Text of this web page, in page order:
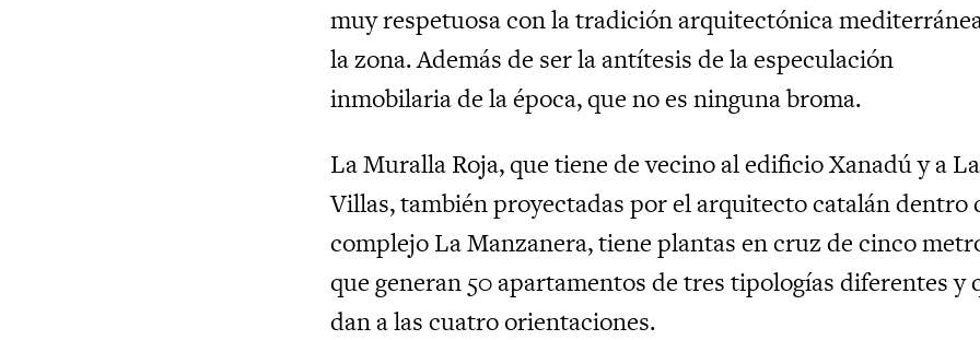
muy respetuosa con la tradición arquitectónica
la zona. Además de ser la antítesis de la especulación
inmobilaria de la época, que no es ninguna broma.
La Muralla Roja, que tiene de vecino al edificio Xanadú y a
Villas, también proyectadas por el arquitecto catalán dentro
complejo La Manzanera, tiene plantas en cruz de cinco
que generan 50 apartamentos de tres tipologías diferentes y
dan a las cuatro orientaciones.